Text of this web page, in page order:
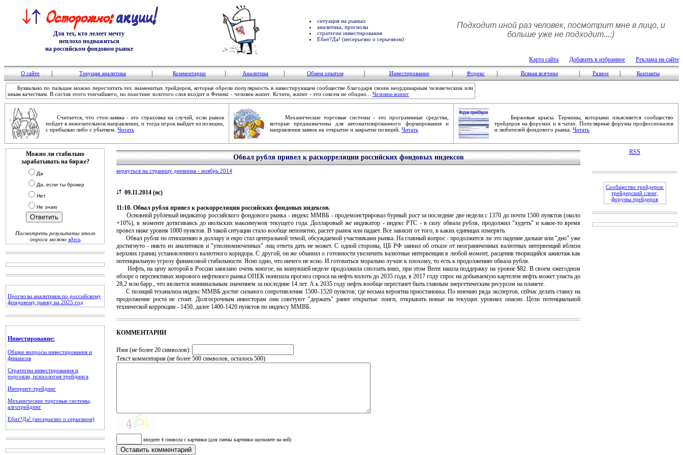
Для тех, кто лелеет мечту
неплохо поднажиться
на российском фондовом рынке
ситуация на рынках
аналитика, прогнозы
стратегии инвестирования
Ебит?Да! (несерьезно о серьезном)
Подходит иной раз человек, посмотрит мне в лицо, и
больше уже не подходит...:)
Карта сайта Добавить в избранное Реклама на сайте
О сайте Текущая аналитика Комментарии Аналитика Обмен опытом Инвестирование Форекс Всякая всячина Разное Контакты
Буквально по пальцам можно пересчитать тех знаменитых трейдеров, которые обрели популярность в инвестирующем сообществе благодаря своим неординарным человеческим или
иным качествам. В состав этого тончайшего, но поистине золотого слоя входит и Феникс - человек-жипег. Кстати, жипег - это совсем не обидно... Человек-жипег
Считается, что стоп-заявка - это страховка на случай, если рынок
пойдет в нежелательном направлении, и тогда игрок выйдет из позиции,
с прибылью либо с убытком. Читать
Механические торговые системы - это программные средства,
которые предназначены для автоматизированного формирования и
направления заявок на открытие и закрытие позиций. Читать
Биржевые крысы. Термины, которыми изъясняется сообщество
трейдеров на форумах и в чатах. Популярные форумы профессионалов
и любителей фондового рынка. Читать
Можно ли стабильно
зарабатывать на бирже?
Да
Да, если ты брокер
Нет
Не знаю
Посмотреть результаты этого
опроса можно здесь
Прогнозы аналитиков по российскому
фондовому рынку на 2025 год
Инвестирование:
Общие вопросы инвестирования и
финансов
Стратегии инвестирования и
торговли, психология трейдинга
Интернет-трейдинг
Механические торговые системы,
алготрейдинг
Ебит?Да! (несерьезно о серьезном)
Обвал рубля привел к раскорреляции российских фондовых индексов
вернуться на страницу дневника - ноябрь 2014
09.11.2014 (вс)
11:10. Обвал рубля привел к раскорреляции российских фондовых индексов.
Основной рублевый индикатор российского фондового рынка - индекс ММВБ - продемонстрировал бурный рост за последние две недели с 1370 до почти 1500 пунктов (около
+10%), в моменте дотягиваясь до июльских максимумов текущего года. Долларовый же индикатор - индекс РТС - в силу обвала рубля, продолжил "худеть" и какое-то время
провел ниже уровня 1000 пунктов. В такой ситуации стало вообще непонятно, растет рынок или падает. Все зависит от того, в каких единицах измерять.
Обвал рубля по отношению в доллару и евро стал центральной темой, обсуждаемой участниками рынка. На главный вопрос - продолжится ли это падение дальше или "дно" уже
достигнуто - никто из аналитиков и "уполномиоченных" лиц ответа дать не может. С одной стороны, ЦБ РФ заявил об отказе от неограниченных валютных интервенций вблизи
верхних границ установленного валютного коридора. С другой, он же объявил о готовности увеличить валютные интервенции в любой момент, расценив творящийся ажиотаж как
потенциальную угрозу финансовой стабильности. Ясно одно, что ничего не ясно. И готовиться морально лучше к плохому, то есть к продолжению обвала рубля.
Нефть, на цену которой в России завязано очень многое, на минувшей неделе продолжила сползать вниз, при этом Brent нашла поддержку на уровне $82. В своем ежегодном
обзоре о перспективах мирового нефтяного рынка ОПЕК понизила прогноз спроса на нефть вплоть до 2035 года, в 2017 году спрос на добываемую картелем нефть может упасть до
28,2 млн барр., что является минимальным значением за последние 14 лет. А к 2035 году нефть вообще перестанет быть главным энергетическим ресурсом на планете.
С позиций теханализа индекс ММВБ достиг сильного сопротивления 1500–1520 пунктов, где весьма вероятна приостановка. По мнению ряда экспертов, сейчас делать ставку на
продолжение роста не стоит. Долгосрочным инвесторам они советуют "держать" ранее открытые лонги, открывать новые на текущих уровнях опасно. Цели потенциальной
технической коррекции - 1450, далее 1400-1420 пунктов по индексу ММВБ.
КОММЕНТАРИИ
Имя (не более 20 символов):
Текст комментария (не более 500 символов, осталось 500)
введите 4 символа с картинки (для смены картинки щелкните на ней)
RSS
Сообщество трейдеров:
трейдерский сленг,
форумы трейдеров